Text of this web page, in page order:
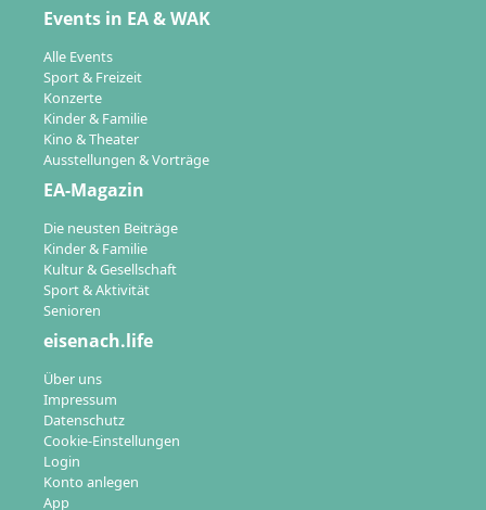
Events in EA & WAK
Alle Events
Sport & Freizeit
Konzerte
Kinder & Familie
Kino & Theater
Ausstellungen & Vorträge
EA-Magazin
Die neusten Beiträge
Kinder & Familie
Kultur & Gesellschaft
Sport & Aktivität
Senioren
eisenach.life
Über uns
Impressum
Datenschutz
Cookie-Einstellungen
Login
Konto anlegen
App